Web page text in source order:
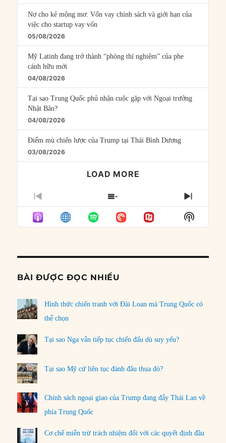
Nợ cho kẻ mộng mơ: Vốn vay chính sách và giới hạn của
việc cho startup vay vốn
05/08/2026
Mỹ Latinh đang trở thành “phòng thí nghiệm” của phe
cánh hữu mới
04/08/2026
Tại sao Trung Quốc phủ nhận cuộc gặp với Ngoại trưởng
Nhật Bản?
04/08/2026
Điểm mù chiến lược của Trump tại Thái Bình Dương
03/08/2026
LOAD MORE
PREVIOUS
EPISODE
SHOW
EPISODES
LIST
NEXT
Show
Podcast
BÀI ĐƯỢC ĐỌC NHIỀU
Hình thức chiến tranh với Đài Loan mà Trung Quốc có
thể chọn
Tại sao Nga vẫn tiếp tục chiến đấu dù suy yếu?
Tại sao Mỹ cứ liên tục đánh đâu thua đó?
Chính sách ngoại giao của Trump đang đẩy Thái Lan về
phía Trung Quốc
Cơ chế miễn trừ trách nhiệm đối với các quyết định đầu